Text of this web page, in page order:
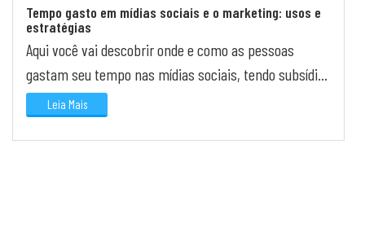
Tempo gasto em mídias sociais e o marketing: usos e
estratégias
Aqui você vai descobrir onde e como as pessoas
gastam seu tempo nas mídias sociais, tendo subsídio
para investir melhor nas ações de marketing.
Leia Mais